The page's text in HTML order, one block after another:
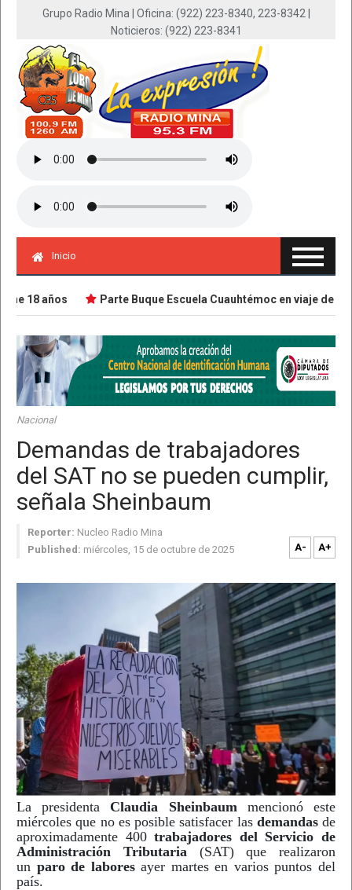
Grupo Radio Mina | Oficina: (922) 223-8340, 223-8342 |
Noticieros: (922) 223-8341
Inicio
18 años Parte Buque Escuela Cuauhtémoc en viaje de
Nacional
Demandas de trabajadores
del SAT no se pueden cumplir,
señala Sheinbaum
Reporter: Nucleo Radio Mina
Published: miércoles, 15 de octubre de 2025 A- A+
La presidenta Claudia Sheinbaum mencionó este
miércoles que no es posible satisfacer las demandasde
aproximadamente 400trabajadores del Servicio de
Administración Tributaria (SAT) que realizaron
un paro de laboresayer martes en varios puntos del
país.